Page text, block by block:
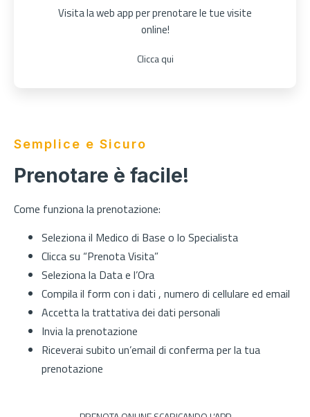
Visita la web app per prenotare le tue visite
online!
Clicca qui
Semplice e Sicuro
Prenotare è facile!
Come funziona la prenotazione:
Seleziona il Medico di Base o lo Specialista
Clicca su “Prenota Visita”
Seleziona la Data e l’Ora
Compila il form con i dati , numero di cellulare ed email
Accetta la trattativa dei dati personali
Invia la prenotazione
Riceverai subito un’email di conferma per la tua
prenotazione